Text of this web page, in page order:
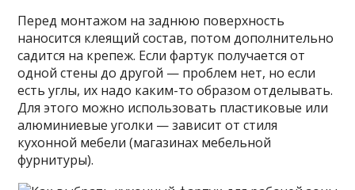
Перед монтажом на заднюю поверхность
наносится клеящий состав, потом дополнительно
садится на крепеж. Если фартук получается от
одной стены до другой — проблем нет, но если
есть углы, их надо каким-то образом отделывать.
Для этого можно использовать пластиковые или
алюминиевые уголки — зависит от стиля
кухонной мебели (магазинах мебельной
фурнитуры).